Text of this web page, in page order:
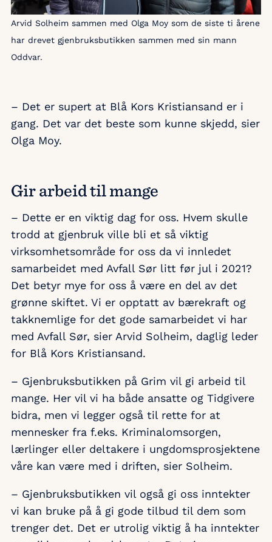
Arvid Solheim sammen med Olga Moy som de siste ti årene
har drevet gjenbruksbutikken sammen med sin mann
Oddvar.
– Det er supert at Blå Kors Kristiansand er i
gang. Det var det beste som kunne skjedd, sier
Olga Moy.
Gir arbeid til mange
– Dette er en viktig dag for oss. Hvem skulle
trodd at gjenbruk ville bli et så viktig
virksomhetsområde for oss da vi innledet
samarbeidet med Avfall Sør litt før jul i 2021?
Det betyr mye for oss å være en del av det
grønne skiftet. Vi er opptatt av bærekraft og
takknemlige for det gode samarbeidet vi har
med Avfall Sør, sier Arvid Solheim, daglig leder
for Blå Kors Kristiansand.
– Gjenbruksbutikken på Grim vil gi arbeid til
mange. Her vil vi ha både ansatte og Tidgivere
bidra, men vi legger også til rette for at
mennesker fra f.eks. Kriminalomsorgen,
lærlinger eller deltakere i ungdomsprosjektene
våre kan være med i driften, sier Solheim.
– Gjenbruksbutikken vil også gi oss inntekter
vi kan bruke på å gi gode tilbud til dem som
trenger det. Det er utrolig viktig å ha inntekter